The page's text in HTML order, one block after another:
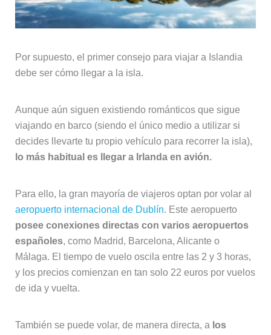
Por supuesto, el primer consejo para viajar a Islandia
debe ser cómo llegar a la isla.
Aunque aún siguen existiendo románticos que sigue
viajando en barco (siendo el único medio a utilizar si
decides llevarte tu propio vehículo para recorrer la isla),
lo más habitual es llegar a Irlanda en avión.
Para ello, la gran mayoría de viajeros optan por volar al
aeropuerto internacional de Dublín. Este aeropuerto
posee conexiones directas con varios aeropuertos
españoles, como Madrid, Barcelona, Alicante o
Málaga. El tiempo de vuelo oscila entre las 2 y 3 horas,
y los precios comienzan en tan solo 22 euros por vuelos
de ida y vuelta.
También se puede volar, de manera directa, a los